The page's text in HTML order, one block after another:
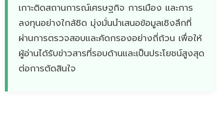
เกาะติดสถานการณ์เศรษฐกิจ การเมือง และการ
ลงทุนอย่างใกล้ชิด มุ่งมั่นนำเสนอข้อมูลเชิงลึกที่
ผ่านการตรวจสอบและคัดกรองอย่างถี่ถ้วน เพื่อให้
ผู้อ่านได้รับข่าวสารที่รอบด้านและเป็นประโยชน์สูงสุด
ต่อการตัดสินใจ